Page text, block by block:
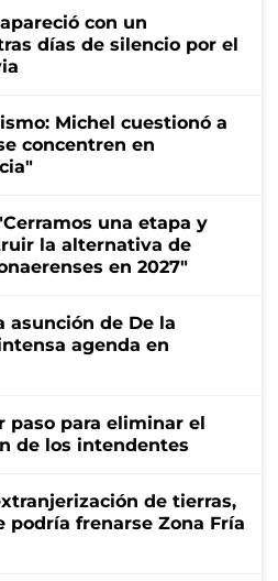
con un
días de silencio por el
Michel cuestionó a
concentren en
una etapa y
la alternativa de
en 2027"
asunción de De la
agenda en
paso para eliminar el
de los intendentes
de tierras,
podría frenarse Zona Fría